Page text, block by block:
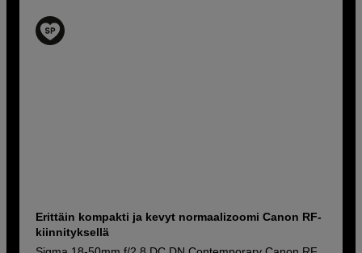
Erittäin kompakti ja kevyt normaalizoomi Canon RF-
kiinnityksellä